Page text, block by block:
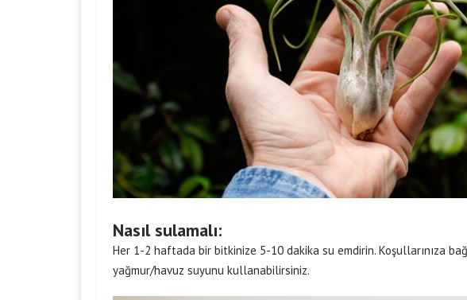
Nasıl sulamalı:
Her 1-2 haftada bir bitkinize 5-10 dakika su emdirin. Koşullarınıza
yağmur/havuz suyunu kullanabilirsiniz.